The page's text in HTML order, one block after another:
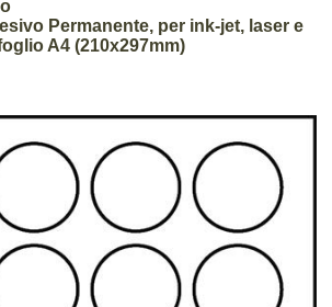
Permanente, per ink-jet, laser e
A4 (210x297mm)